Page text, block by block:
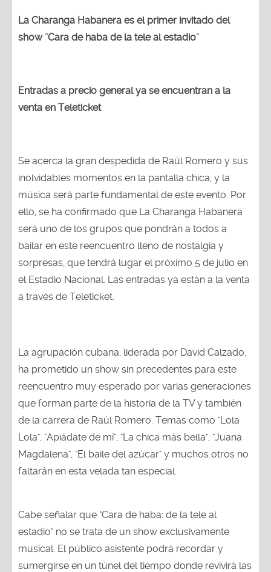
La Charanga Habanera es el primer invitado del
show ¨Cara de haba de la tele al estadio¨
Entradas a precio general ya se encuentran a la
venta en Teleticket
Se acerca la gran despedida de Raúl Romero y sus
inolvidables momentos en la pantalla chica, y la
música será parte fundamental de este evento. Por
ello, se ha confirmado que La Charanga Habanera
será uno de los grupos que pondrán a todos a
bailar en este reencuentro lleno de nostalgia y
sorpresas, que tendrá lugar el próximo 5 de julio en
el Estadio Nacional. Las entradas ya están a la venta
a través de Teleticket.
La agrupación cubana, liderada por David Calzado,
ha prometido un show sin precedentes para este
reencuentro muy esperado por varias generaciones
que forman parte de la historia de la TV y también
de la carrera de Raúl Romero. Temas como "Lola
Lola", "Apiádate de mí", "La chica más bella", "Juana
Magdalena", "El baile del azúcar" y muchos otros no
faltarán en esta velada tan especial.
Cabe señalar que "Cara de haba: de la tele al
estadio" no se trata de un show exclusivamente
musical. El público asistente podrá recordar y
sumergirse en un túnel del tiempo donde revivirá las